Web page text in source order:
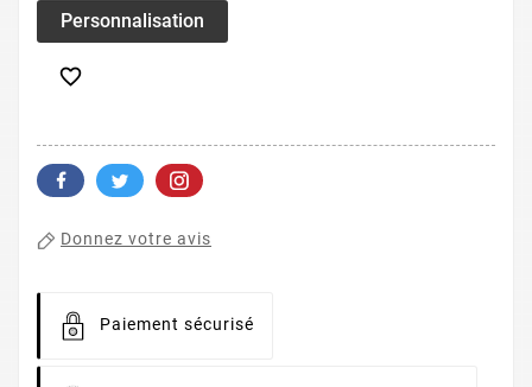
Personnalisation

Donnez votre avis
Paiement sécurisé